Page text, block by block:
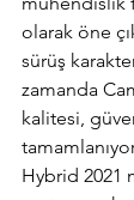
olarak öne
sürüş
zamanda
kalitesi,
Hybrid 2021